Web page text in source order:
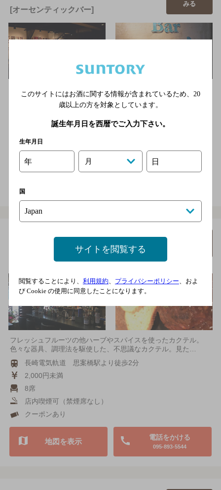
[オーセンティックバー]
みる
60年代のアメリカン、オールディーズポップスの曲を流していま
す。映画好きなお客様や、お1人様からグループの方々までお気
長崎駅よりチンチン電車で、思案橋電停下車 鍛冶町通りへ
向かって徒歩3分
2,000円以上～3,000円未満
arcana Mixology＆FlairBar
[フルーツやハーブを使ったミクソロジーカ
フレッシュフルーツの他ハーブやスパイスを使ったカクテル。
色々な器具、調理法を駆使した、不思議なカクテル。見た…
長崎電気軌道 思案橋駅より徒歩2分
2,000円未満
8席
店内喫煙可（禁煙席なし）
クーポンあり
電話をかける
095-893-5544
地図を表示
このサイトにはお酒に関する情報が含まれているため、 20
歳以上の方を対象としています。
誕生年月日を西暦でご入力下さい。
生年月日
年 月 日
国
サイトを閲覧する
閲覧することにより、 利用規約、 プライバシーポリシー、およ
び Cookie の使用に同意したことになります。